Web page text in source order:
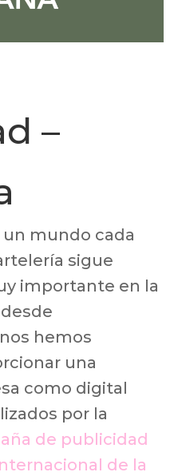
–
mundo cada
sigue
importante en la
hemos
una
como digital
por la
de publicidad
de la